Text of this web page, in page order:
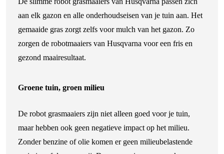
aan elk gazon en alle onderhoudseisen van je tuin aan. Het
gemaaide gras zorgt zelfs voor mulch van het gazon. Zo
zorgen de robotmaaiers van Husqvarna voor een fris en
gezond maairesultaat.
Groene tuin, groen milieu
De robot grasmaaiers zijn niet alleen goed voor je tuin,
maar hebben ook geen negatieve impact op het milieu.
Zonder benzine of olie komen er geen milieubelastende